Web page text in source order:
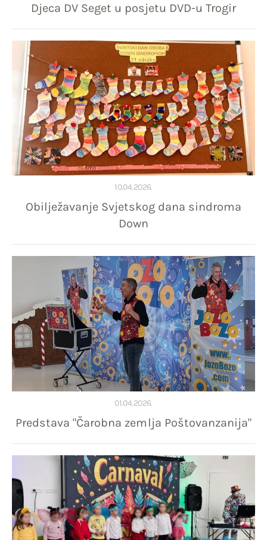
Djeca DV Seget u posjetu DVD-u Trogir
10.04.2026.
Obilježavanje Svjetskog dana sindroma
Down
01.04.2026.
Predstava "Čarobna zemlja Poštovanzanija"